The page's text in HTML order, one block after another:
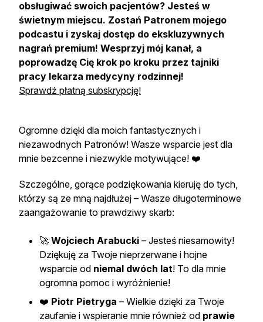
obsługiwać swoich pacjentów? Jesteś w
świetnym miejscu. Zostań Patronem mojego
podcastu i zyskaj dostęp do ekskluzywnych
nagrań premium! Wesprzyj mój kanał, a
poprowadzę Cię krok po kroku przez tajniki
pracy lekarza medycyny rodzinnej!
Sprawdź płatną subskrypcję!
Ogromne dzięki dla moich fantastycznych i
niezawodnych Patronów! Wasze wsparcie jest dla
mnie bezcenne i niezwykle motywujące! ❤️
Szczególne, gorące podziękowania kieruję do tych,
którzy są ze mną najdłużej – Wasze długoterminowe
zaangażowanie to prawdziwy skarb:
🚀 Wojciech Arabucki – Jesteś niesamowity!
Dziękuję za Twoje nieprzerwane i hojne
wsparcie od niemal dwóch lat! To dla mnie
ogromna pomoc i wyróżnienie!
❤️ Piotr Pietryga – Wielkie dzięki za Twoje
zaufanie i wspieranie mnie również od prawie